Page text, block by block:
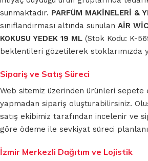
sunmaktadır. PARFÜM MAKİNELERİ &
sınıflandırması altında sunulan AİR
KOKUSU YEDEK 19 ML (Stok Kodu: K-
beklentileri gözetilerek stoklarımızda
Sipariş ve Satış Süreci
Web sitemiz üzerinden ürünleri sepete
yapmadan sipariş oluşturabilirsiniz.
satış ekibimiz tarafından incelenir ve
göre ödeme ile sevkiyat süreci
İzmir Merkezli Dağıtım ve Lojistik